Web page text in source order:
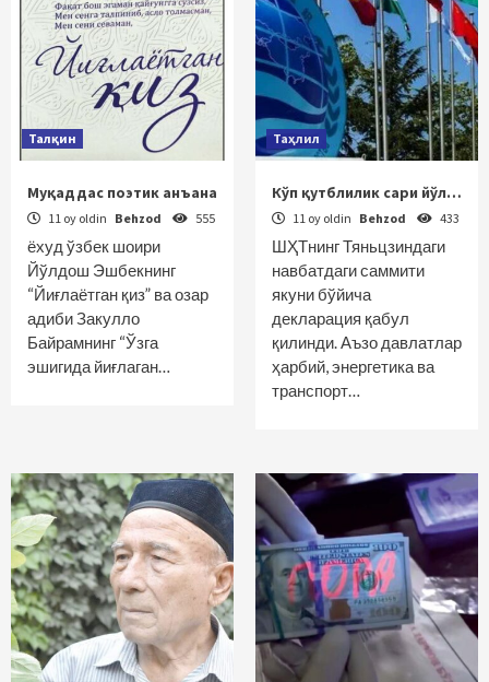
Талқин
Муқаддас поэтик анъана
11 oy oldin Behzod 555
ёхуд ўзбек шоири
Йўлдош Эшбекнинг
“Йиғлаётган қиз” ва озар
адиби Закулло
Байрамнинг “Ўзга
эшигида йиғлаган…
Таҳлил
Кўп қутблилик сари йўл…
11 oy oldin Behzod 433
ШҲТнинг Тяньцзиндаги
навбатдаги саммити
якуни бўйича
декларация қабул
қилинди. Аъзо давлатлар
ҳарбий, энергетика ва
транспорт…